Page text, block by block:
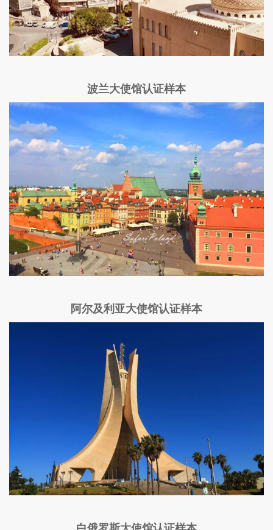
波兰大使馆认证样本
阿尔及利亚大使馆认证样本